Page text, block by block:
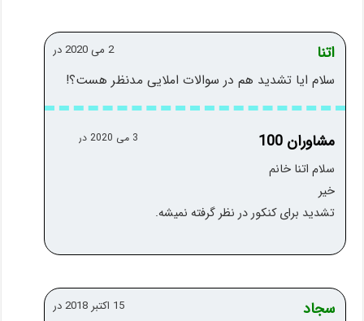
اتنا 2 می 2020 در
سلام ایا تشدید هم در سوالات املایی مدنظر هست؟!
مشاوران 100 3 می 2020 در
سلام اتنا خانم
خیر
تشدید برای کنکور در نظر گرفته نمیشه.
سجاد 15 اکتبر 2018 در